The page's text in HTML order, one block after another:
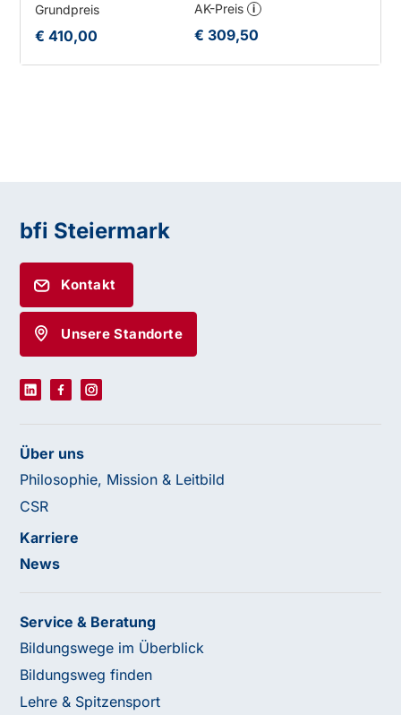
Grundpreis
€ 410,00
AK-Preis i
€ 309,50
bfi Steiermark
Kontakt
Unsere Standorte
Über uns
Philosophie, Mission & Leitbild
CSR
Karriere
News
Service & Beratung
Bildungswege im Überblick
Bildungsweg finden
Lehre & Spitzensport